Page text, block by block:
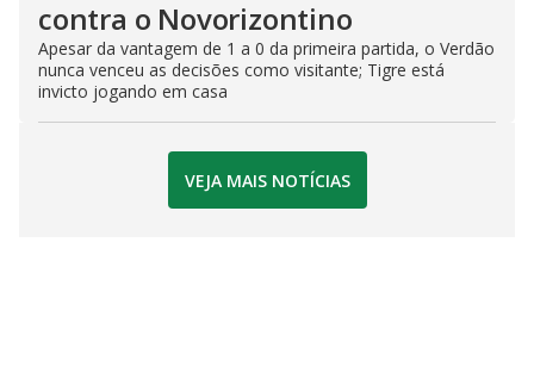
contra o Novorizontino
Apesar da vantagem de 1 a 0 da primeira partida, o Verdão
nunca venceu as decisões como visitante; Tigre está
invicto jogando em casa
VEJA MAIS NOTÍCIAS